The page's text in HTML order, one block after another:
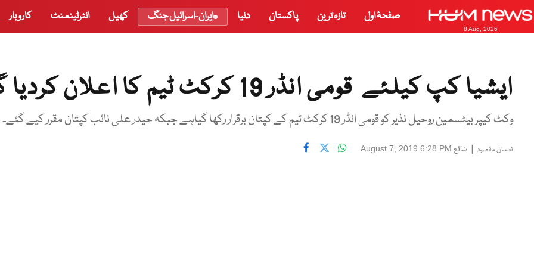
8 Aug, 2026
صفحۂ اول تازہ ترین پاکستان دنیا ایران-اسرائیل جنگ کھیل انٹرٹینمنٹ کاروبار
ایشیا کپ کیلئے قومی انڈر 19 کرکٹ ٹیم کا اعلان کردیا گیا
وکٹ کیپر بیٹسمین روحیل نذیر کو قومی انڈر 19 کرکٹ ٹیم کے کپتان برقرار رکھا گیاہے جبکہ حیدر علی نائب کپتان مقرر کیے گئے۔
نعمان مقصود | شائع August 7, 2019 6:28 PM